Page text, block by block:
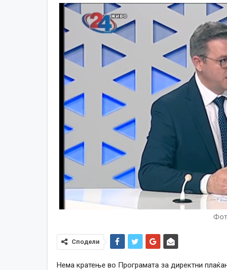
Сподели
Нема кратење во Програмата за директни